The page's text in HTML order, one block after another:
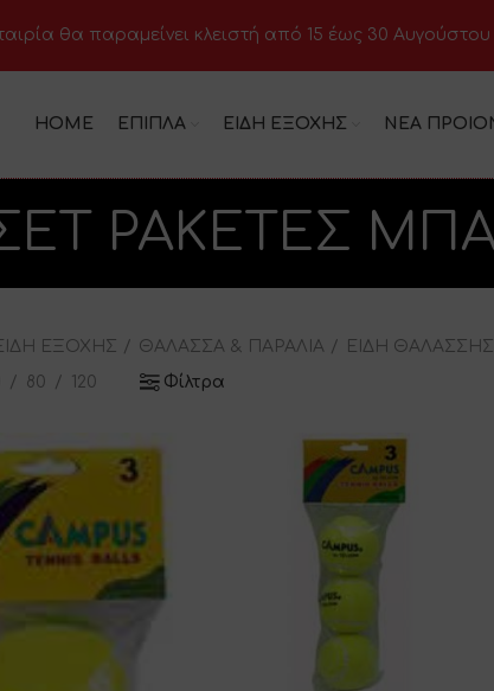
HOME ΕΠΙΠΛΑ ΕΙΔΗ ΕΞΟΧΗΣ ΝΕΑ
ΡΑΚΕΤΕΣ
ΕΞΟΧΗΣ ΘΑΛΑΣΣΑ & ΠΑΡΑΛΙΑ ΕΙΔΗ
80 120 Φίλτρα
θα παραμείνει κλειστή από 15 έως 30